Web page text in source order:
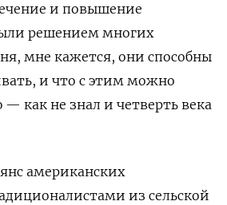
и повышение
решением многих
мне кажется, они способны
и что с этим можно
— как не знал и четверть века
американских
из сельской